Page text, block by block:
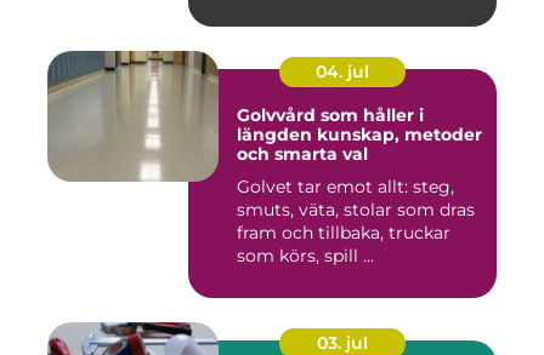
04. jul
Golvvård som håller i
längden kunskap, metoder
och smarta val
Golvet tar emot allt: steg,
smuts, väta, stolar som dras
fram och tillbaka, truckar
som körs, spill ...
03. jul